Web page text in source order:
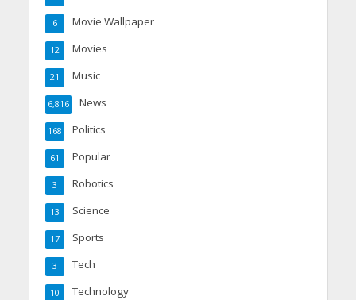
Movie Wallpaper
6
Movies
12
Music
21
News
6,816
Politics
168
Popular
61
Robotics
3
Science
13
Sports
17
Tech
3
Technology
10